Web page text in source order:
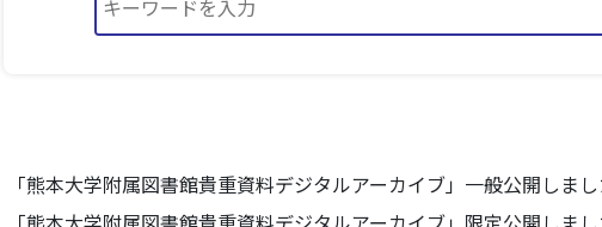
「熊本大学附属図書館貴重資料デジタルアーカイブ」一般公開しまし